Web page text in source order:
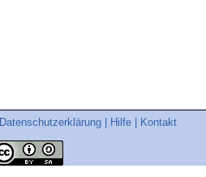
Datenschutzerklärung Hilfe Kontakt